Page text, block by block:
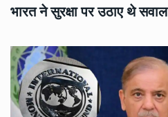
भारत ने सुरक्षा पर उठाए थे सवाल